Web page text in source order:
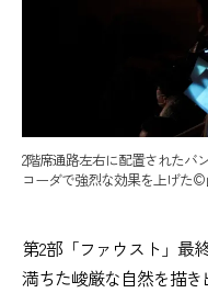
2階席通路左右に配置されたバ
コーダで強烈な効果を上げた
第2部「ファウスト」最
満ちた峻厳な自然を描